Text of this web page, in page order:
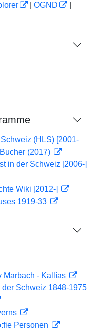
OGND
(HLS) [2001-
(2017)
in der Schweiz [2006-]
Wiki [2012-]
1919-33
Marbach - Kallías
Schweiz 1848-1975
Personen